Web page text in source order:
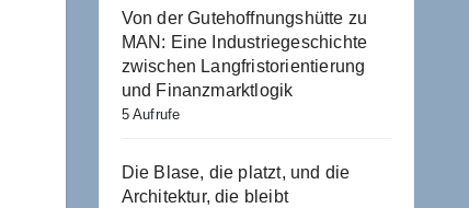
Von der Gutehoffnungshütte zu
MAN: Eine Industriegeschichte
zwischen Langfristorientierung
und Finanzmarktlogik
5 Aufrufe
Die Blase, die platzt, und die
Architektur, die bleibt